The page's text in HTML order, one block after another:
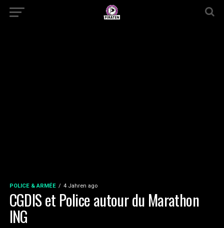
POLICE & ARMÉE 4 Jahren ago
CGDIS et Police autour du Marathon
ING